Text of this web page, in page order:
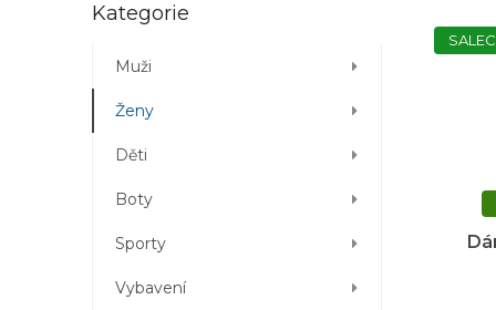
Přeskočit
Kategorie
Muži
Ženy
Děti
Boty
Sporty
Vybavení